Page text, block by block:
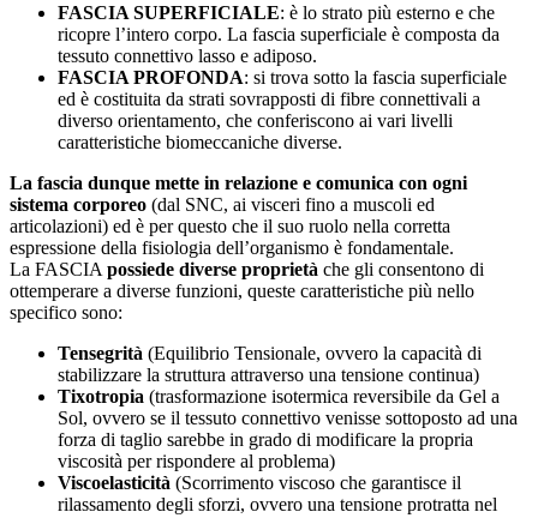
FASCIA SUPERFICIALE: è lo strato più esterno e che
ricopre l’intero corpo. La fascia superficiale è composta da
tessuto connettivo lasso e adiposo.
FASCIA PROFONDA: si trova sotto la fascia superficiale
ed è costituita da strati sovrapposti di fibre connettivali a
diverso orientamento, che conferiscono ai vari livelli
caratteristiche biomeccaniche diverse.
La fascia dunque mette in relazione e comunica con ogni
sistema corporeo (dal SNC, ai visceri fino a muscoli ed
articolazioni) ed è per questo che il suo ruolo nella corretta
espressione della fisiologia dell’organismo è fondamentale.
La FASCIA possiede diverse proprietà che gli consentono di
ottemperare a diverse funzioni, queste caratteristiche più nello
specifico sono:
Tensegrità (Equilibrio Tensionale, ovvero la capacità di
stabilizzare la struttura attraverso una tensione continua)
Tixotropia (trasformazione isotermica reversibile da Gel a
Sol, ovvero se il tessuto connettivo venisse sottoposto ad una
forza di taglio sarebbe in grado di modificare la propria
viscosità per rispondere al problema)
Viscoelasticità (Scorrimento viscoso che garantisce il
rilassamento degli sforzi, ovvero una tensione protratta nel